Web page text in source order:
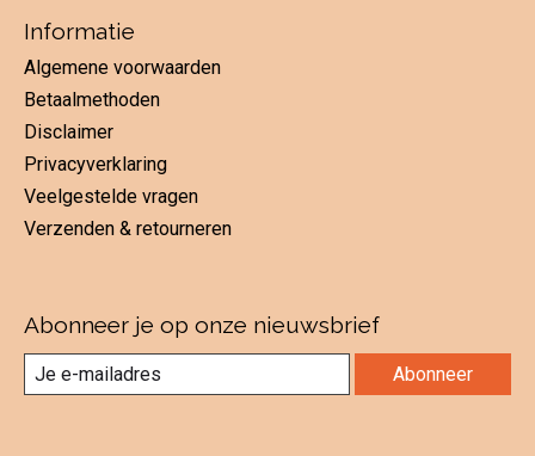
Informatie
Algemene voorwaarden
Betaalmethoden
Disclaimer
Privacyverklaring
Veelgestelde vragen
Verzenden & retourneren
Abonneer je op onze nieuwsbrief
Abonneer